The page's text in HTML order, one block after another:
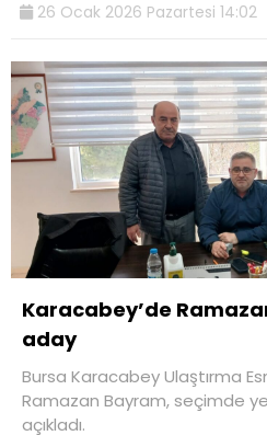
26 Ocak 2026 Pazartesi 14:02
Karacabey’de
aday
Bursa Karacabey Ulaştırma
Ramazan Bayram, seçimde
açıkladı.